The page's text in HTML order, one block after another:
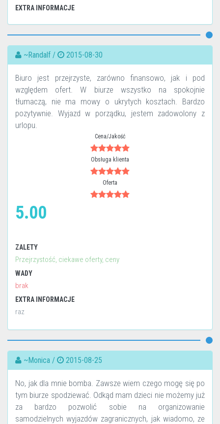
EXTRA INFORMACJE
~Randalf / 2015-08-30
Biuro jest przejrzyste, zarówno finansowo, jak i pod
względem ofert. W biurze wszystko na spokojnie
tłumaczą, nie ma mowy o ukrytych kosztach. Bardzo
pozytywnie. Wyjazd w porządku, jestem zadowolony z
urlopu.
Cena/Jakość
Obsługa klienta
Oferta
5.00
ZALETY
Przejrzystość, ciekawe oferty, ceny
WADY
brak
EXTRA INFORMACJE
raz
~Monica / 2015-08-25
No, jak dla mnie bomba. Zawsze wiem czego mogę się po
tym biurze spodziewać. Odkąd mam dzieci nie możemy już
za bardzo pozwolić sobie na organizowanie
samodzielnych wyjazdów zagranicznych, jak wiadomo, ze